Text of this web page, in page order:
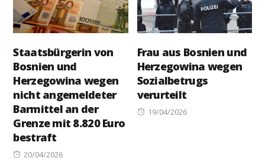
Staatsbürgerin von
Bosnien und
Herzegowina wegen
nicht angemeldeter
Barmittel an der
Grenze mit 8.820 Euro
bestraft
Posted
20/04/2026
Frau aus Bosnien und
Herzegowina wegen
Sozialbetrugs
verurteilt
Posted
19/04/2026